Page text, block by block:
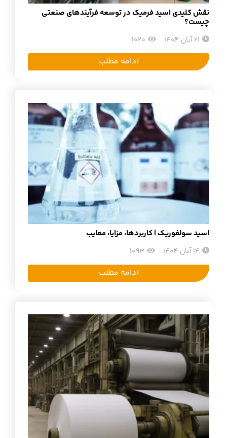
نقش کلیدی اسید فرمیک در توسعه فرآیندهای صنعتی
چیست؟
21 آبان 1404 1020
ادامه مطلب
اسید سولفوریک | کاربردها، مزایا، معایب
14 آبان 1404 1093
ادامه مطلب